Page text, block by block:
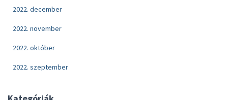
2022. december
2022. november
2022. október
2022. szeptember